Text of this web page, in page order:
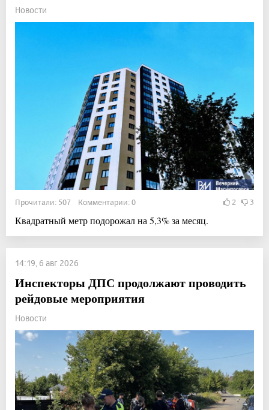
Новости
Прочитали: 507 Комментарии: 0 2 3
Квадратный метр подорожал на 5,3% за месяц.
14:19, 6 авг 2026
Инспекторы ДПС продолжают проводить
рейдовые мероприятия
Новости